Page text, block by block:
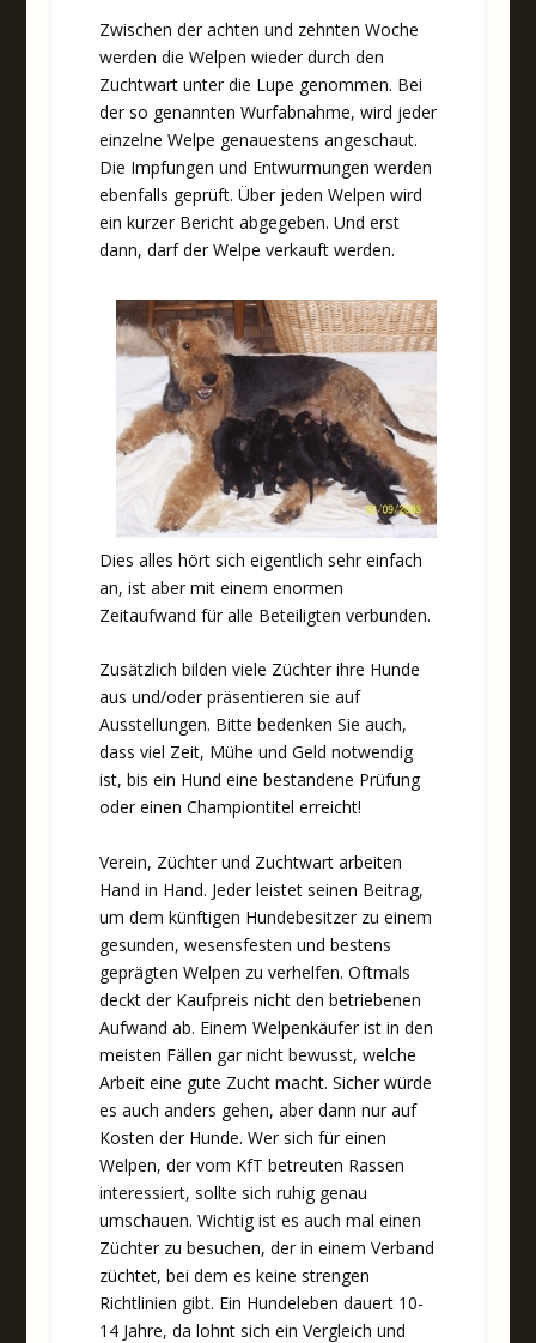
Zwischen der achten und zehnten Woche
werden die Welpen wieder durch den
Zuchtwart unter die Lupe genommen. Bei
der so genannten Wurfabnahme, wird jeder
einzelne Welpe genauestens angeschaut.
Die Impfungen und Entwurmungen werden
ebenfalls geprüft. Über jeden Welpen wird
ein kurzer Bericht abgegeben. Und erst
dann, darf der Welpe verkauft werden.
Dies alles hört sich eigentlich sehr einfach
an, ist aber mit einem enormen
Zeitaufwand für alle Beteiligten verbunden.
Zusätzlich bilden viele Züchter ihre Hunde
aus und/oder präsentieren sie auf
Ausstellungen. Bitte bedenken Sie auch,
dass viel Zeit, Mühe und Geld notwendig
ist, bis ein Hund eine bestandene Prüfung
oder einen Championtitel erreicht!
Verein, Züchter und Zuchtwart arbeiten
Hand in Hand. Jeder leistet seinen Beitrag,
um dem künftigen Hundebesitzer zu einem
gesunden, wesensfesten und bestens
geprägten Welpen zu verhelfen. Oftmals
deckt der Kaufpreis nicht den betriebenen
Aufwand ab. Einem Welpenkäufer ist in den
meisten Fällen gar nicht bewusst, welche
Arbeit eine gute Zucht macht. Sicher würde
es auch anders gehen, aber dann nur auf
Kosten der Hunde. Wer sich für einen
Welpen, der vom KfT betreuten Rassen
interessiert, sollte sich ruhig genau
umschauen. Wichtig ist es auch mal einen
Züchter zu besuchen, der in einem Verband
züchtet, bei dem es keine strengen
Richtlinien gibt. Ein Hundeleben dauert 10-
14 Jahre, da lohnt sich ein Vergleich und